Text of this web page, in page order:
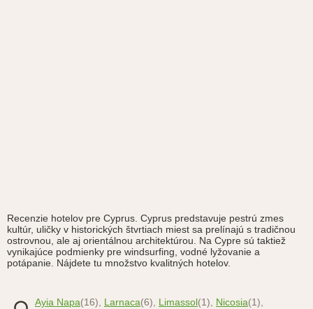
Recenzie hotelov pre Cyprus. Cyprus predstavuje pestrú zmes
kultúr, uličky v historických štvrtiach miest sa prelínajú s tradičnou
ostrovnou, ale aj orientálnou architektúrou. Na Cypre sú taktiež
vynikajúce podmienky pre windsurfing, vodné lyžovanie a
potápanie. Nájdete tu množstvo kvalitných hotelov.
Ayia Napa(16), Larnaca(6), Limassol(1), Nicosia(1),